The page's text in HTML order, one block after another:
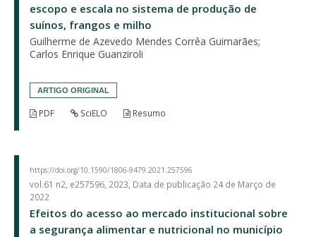
escopo e escala no sistema de produção de
suínos, frangos e milho
Guilherme de Azevedo Mendes Corrêa Guimarães;
Carlos Enrique Guanziroli
ARTIGO ORIGINAL
PDF SciELO Resumo
https://doi.org/10.1590/1806-9479.2021.257596
vol.61 n2, e257596, 2023, Data de publicação 24 de Março de
2022
Efeitos do acesso ao mercado institucional sobre
a segurança alimentar e nutricional no município